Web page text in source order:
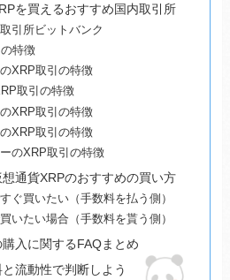
を買えるおすすめ国内取引所
引所ビットバンク
特徴
XRP取引の特徴
取引の特徴
XRP取引の特徴
XRP取引の特徴
のXRP取引の特徴
想通貨XRPのおすすめの買い方
ぐ買いたい（手数料を払う側）
いたい場合（手数料を貰う側）
入に関するFAQまとめ
流動性で判断しよう